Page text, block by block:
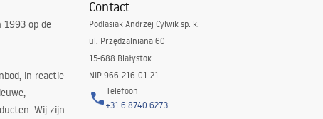
1993 op de
in reactie
Wij zijn
Contact
Podlasiak Andrzej Cylwik sp. k.
ul. Przędzalniana 60
15-688 Białystok
NIP 966-216-01-21
Telefoon
+31 6 8740 6273